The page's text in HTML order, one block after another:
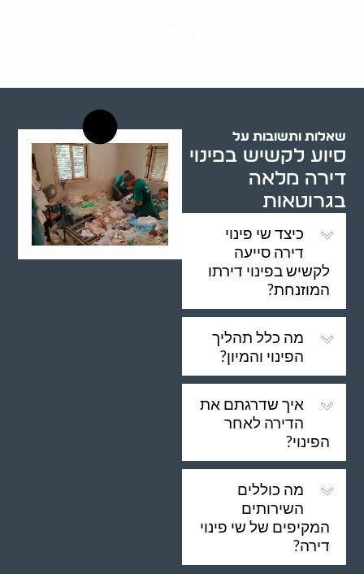
שאלות ותשובות על
סיוע לקשיש בפינוי
דירה מלאה
בגרוטאות
כיצד שי פינוי
דירה סייעה
לקשיש בפינוי דירתו
המוזנחת?
מה כלל תהליך
הפינוי והמיון?
איך שדרגתם את
הדירה לאחר
הפינוי?
מה כוללים
השירותים
המקיפים של שי פינוי
דירה?